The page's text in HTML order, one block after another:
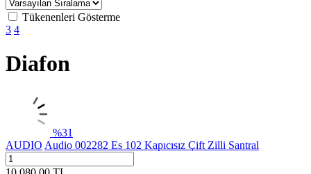
Tükenenleri Gösterme
3 4
Diafon
%31
AUDIO Audio 002282 Es 102 Kapıcısız Çift Zilli Santral